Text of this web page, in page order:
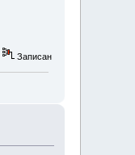
Записан